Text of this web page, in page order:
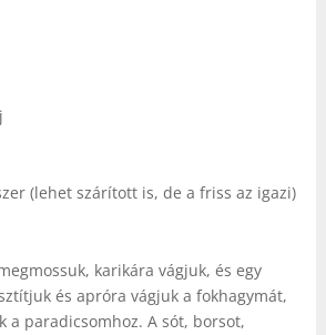
(lehet szárított is, de a friss az igazi)
karikára vágjuk, és egy
és apróra vágjuk a fokhagymát,
a paradicsomhoz. A sót, borsot,